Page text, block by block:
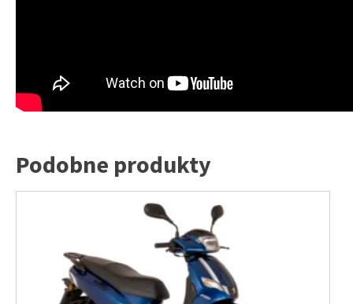
Podobne produkty